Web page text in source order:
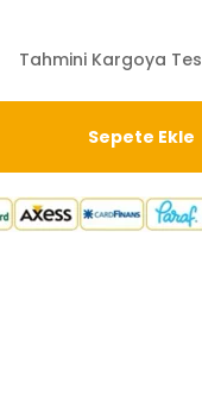
Tahmini Kargoya